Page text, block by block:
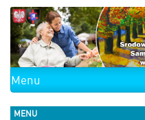
Menu
MENU